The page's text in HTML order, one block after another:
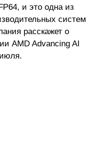
и это одна из
систем
расскажет о
AMD Advancing AI